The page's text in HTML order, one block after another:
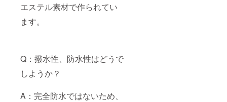
エステル素材で作られてい
ます。
Q：撥水性、防水性はどうで
しようか？
A：完全防水ではないため、